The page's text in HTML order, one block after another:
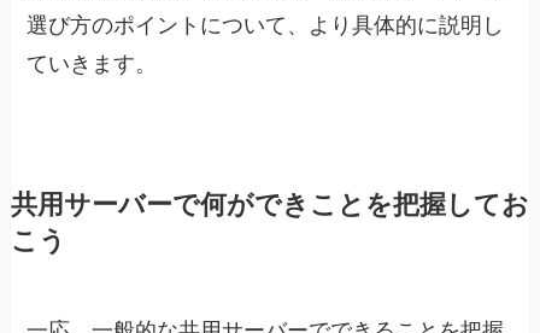
選び方のポイントについて、より具体的に説明し
ていきます。
共用サーバーで何ができことを把握してお
こう